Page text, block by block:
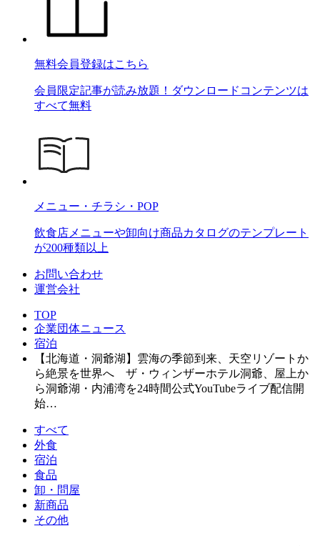
無料会員登録はこちら
会員限定記事が読み放題！ダウンロードコンテンツは
すべて無料
メニュー・チラシ・POP
飲食店メニューや卸向け商品カタログのテンプレート
が200種類以上
お問い合わせ
運営会社
TOP
企業団体ニュース
宿泊
【北海道・洞爺湖】雲海の季節到来、天空リゾートか
ら絶景を世界へ ザ・ウィンザーホテル洞爺、屋上か
ら洞爺湖・内浦湾を24時間公式YouTubeライブ配信開
始…
すべて
外食
宿泊
食品
卸・問屋
新商品
その他